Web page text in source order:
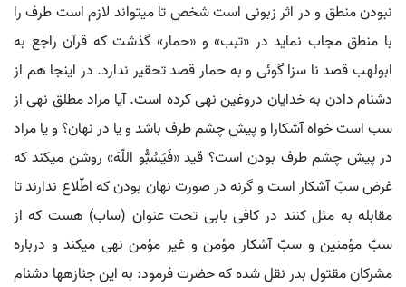
نبودن منطق و در اثر زبونی است شخص تا می‏تواند لازم است طرف را
با منطق مجاب نماید در «تبب» و «حمار» گذشت که قرآن راجع به
ابولهب قصد نا سزا گوئی و به حمار قصد تحقیر ندارد. در اینجا هم از
دشنام دادن به خدایان دروغین نهی کرده است. آیا مراد مطلق نهی از
سب است خواه آشکارا و پیش چشم طرف باشد و یا در نهان؟ و یا مراد
در پیش چشم طرف بودن است؟ قید «فَیَسُبُّو اللّهَ» روشن می‏کند که
غرض سبّ آشکار است و گرنه در صورت نهان بودن که اطّلاع ندارند تا
مقابله به مثل کنند در کافی بابی تحت عنوان (ساب) هست که از
سبّ مؤمنین و سبّ آشکار مؤمن و غیر مؤمن نهی می‏کند و درباره
مشرکان مقتول بدر نقل شده که حضرت فرمود: به این جنازه‏ها دشنام